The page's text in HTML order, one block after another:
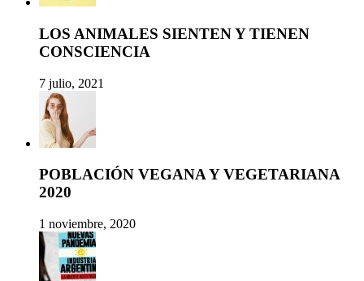
LOS ANIMALES SIENTEN Y TIENEN
CONSCIENCIA
7 julio, 2021
POBLACIÓN VEGANA Y VEGETARIANA
2020
1 noviembre, 2020